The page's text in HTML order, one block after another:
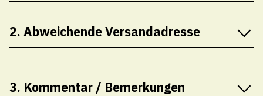
Herr
Frau Diverses
2. Abweichende Versandadresse
3. Kommentar / Bemerkungen